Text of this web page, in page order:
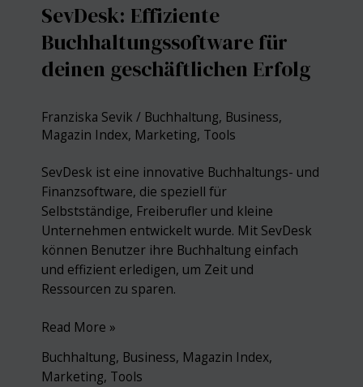
Bühne
SevDesk: Effiziente
Buchhaltungssoftware für
deinen geschäftlichen Erfolg
Franziska Sevik/ Buchhaltung, Business,
Magazin Index, Marketing, Tools
SevDesk ist eine innovative Buchhaltungs- und
Finanzsoftware, die speziell für
Selbstständige, Freiberufler und kleine
Unternehmen entwickelt wurde. Mit SevDesk
können Benutzer ihre Buchhaltung einfach
und effizient erledigen, um Zeit und
Ressourcen zu sparen.
SevDesk:
Buchhaltungssoftware
Read More »
Buchhaltung, Business, Magazin Index,
Marketing, Tools